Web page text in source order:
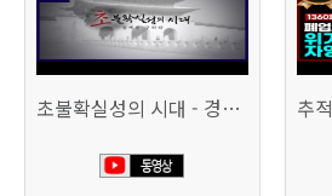
초불확실성의 시대 - 경제를 구하라 494회 (KBS 25.2.11)